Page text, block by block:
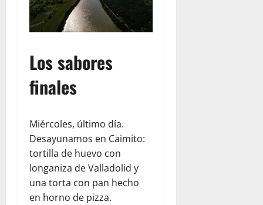
Los sabores
finales
Miércoles, último día.
Desayunamos en Caimito:
tortilla de huevo con
longaniza de Valladolid y
una torta con pan hecho
en horno de pizza.